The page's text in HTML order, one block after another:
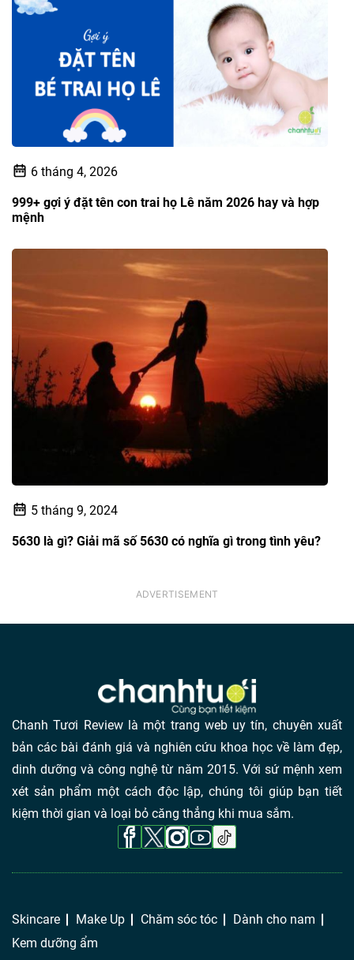
6 tháng 4, 2026
999+ gợi ý đặt tên con trai họ Lê năm 2026 hay và hợp
mệnh
5 tháng 9, 2024
5630 là gì? Giải mã số 5630 có nghĩa gì trong tình yêu?
Chanh Tươi Review là một trang web uy tín, chuyên xuất
bản các bài đánh giá và nghiên cứu khoa học về làm đẹp,
dinh dưỡng và công nghệ từ năm 2015. Với sứ mệnh xem
xét sản phẩm một cách độc lập, chúng tôi giúp bạn tiết
kiệm thời gian và loại bỏ căng thẳng khi mua sắm.
Skincare Make Up Chăm sóc tóc
Dành cho nam
Kem dưỡng ẩm